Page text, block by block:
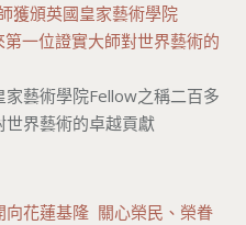
獲頒英國皇家藝術學院
一位證實大師對世界藝術的
藝術學院Fellow之稱二百多
界藝術的卓越貢獻
向花蓮基隆 關心榮民、榮眷